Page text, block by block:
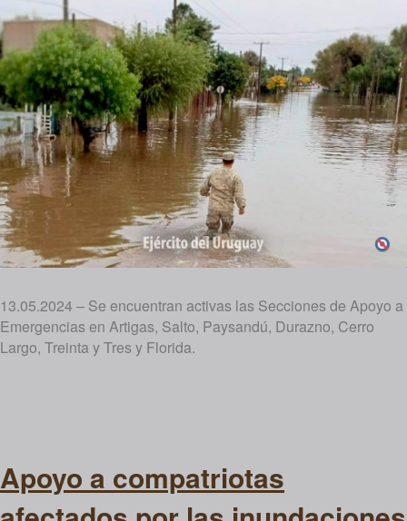
13.05.2024 – Se encuentran activas las Secciones de Apoyo a
Emergencias en Artigas, Salto, Paysandú, Durazno, Cerro
Largo, Treinta y Tres y Florida.
Apoyo a compatriotas